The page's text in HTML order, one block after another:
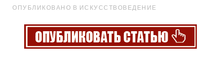
ОПУБЛИКОВАНО В ИСКУССТВОВЕДЕНИЕ